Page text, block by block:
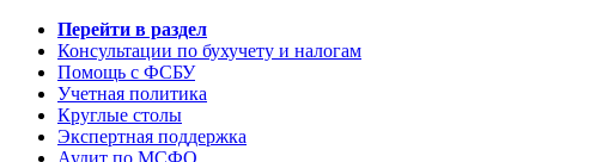
Перейти в раздел
Консультации по бухучету и налогам
Помощь с ФСБУ
Учетная политика
Круглые столы
Экспертная поддержка
Аудит по МСФО